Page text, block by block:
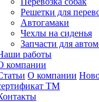
Решетки для
Автогамаки
Чехлы на сиденья
Запчасти для
работы
компании
О компании
ТМ